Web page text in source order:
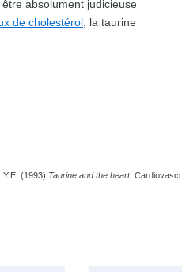
absolument judicieuse
de cholestérol , la taurine
Y.E. (1993) Taurine and the heart,